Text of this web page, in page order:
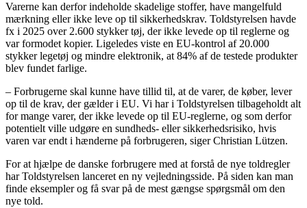
Varerne kan derfor indeholde skadelige stoffer, have mangelfuld
mærkning eller ikke leve op til sikkerhedskrav. Toldstyrelsen havde
fx i 2025 over 2.600 stykker tøj, der ikke levede op til reglerne og
var formodet kopier. Ligeledes viste en EU-kontrol af 20.000
stykker legetøj og mindre elektronik, at 84% af de testede produkter
blev fundet farlige.
– Forbrugerne skal kunne have tillid til, at de varer, de køber, lever
op til de krav, der gælder i EU. Vi har i Toldstyrelsen tilbageholdt alt
for mange varer, der ikke levede op til EU-reglerne, og som derfor
potentielt ville udgøre en sundheds- eller sikkerhedsrisiko, hvis
varen var endt i hænderne på forbrugeren, siger Christian Lützen.
For at hjælpe de danske forbrugere med at forstå de nye toldregler
har Toldstyrelsen lanceret en ny vejledningsside. På siden kan man
finde eksempler og få svar på de mest gængse spørgsmål om den
nye told.